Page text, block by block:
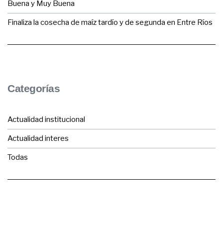
Buena y Muy Buena
Finaliza la cosecha de maíz tardío y de segunda en Entre Ríos
Categorías
Actualidad institucional
Actualidad interes
Todas